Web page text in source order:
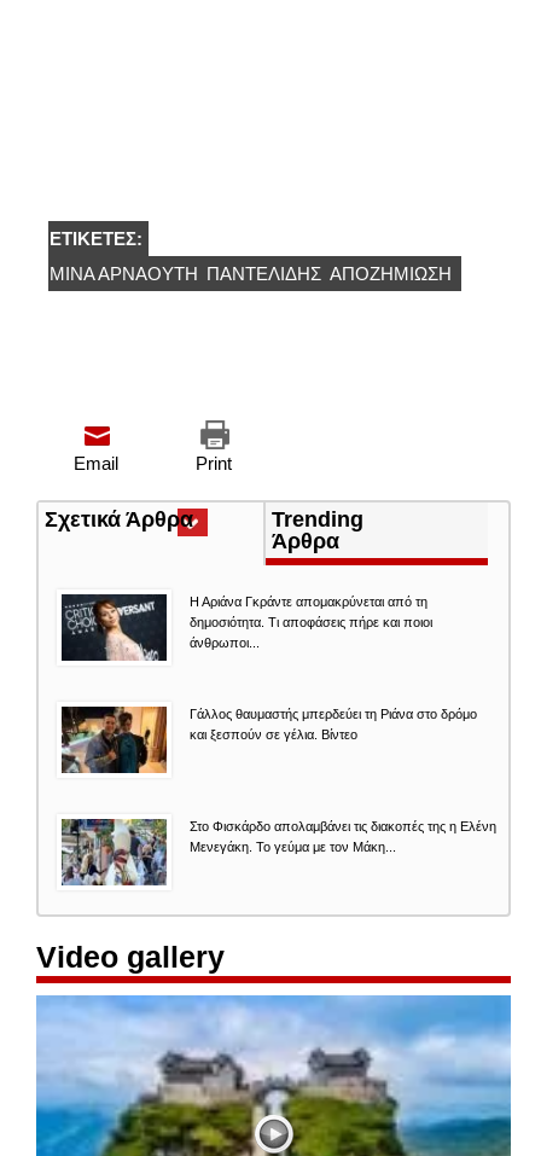
ΕΤΙΚΈΤΕΣ:
ΜΙΝΑ ΑΡΝΑΟΥΤΗ ΠΑΝΤΕΛΙΔΗΣ ΑΠΟΖΗΜΊΩΣΗ
Print
Email
Σχετικά Άρθρα(ενεργή
καρτέλα)
Trending
Άρθρα
Η Αριάνα Γκράντε απομακρύνεται από τη
δημοσιότητα. Τι αποφάσεις πήρε και ποιοι
άνθρωποι...
Γάλλος θαυμαστής μπερδεύει τη Ριάνα στο δρόμο
και ξεσπούν σε γέλια. Βίντεο
Στο Φισκάρδο απολαμβάνει τις διακοπές της η Ελένη
Μενεγάκη. Το γεύμα με τον Μάκη...
Video gallery